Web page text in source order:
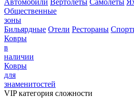
Общественные
зоны
Бильярдные Отели Рестораны
Ковры
в
наличии
Ковры
для
знаменитостей
VIP категория сложности